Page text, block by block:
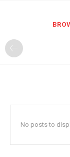
No posts to